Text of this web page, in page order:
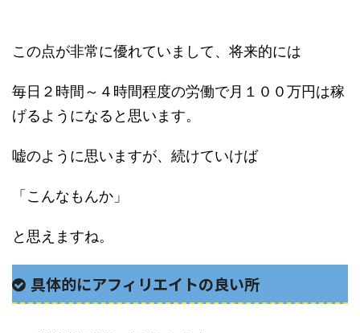
この点が非常に優れていまして、将来的には
毎日２時間～４時間程度の労働で月１００万円は稼
げるようになると思います。
嘘のように思いますが、続けていけば
「こんなもんか」
と思えますね。
具体的にアフィリエイトの良い所